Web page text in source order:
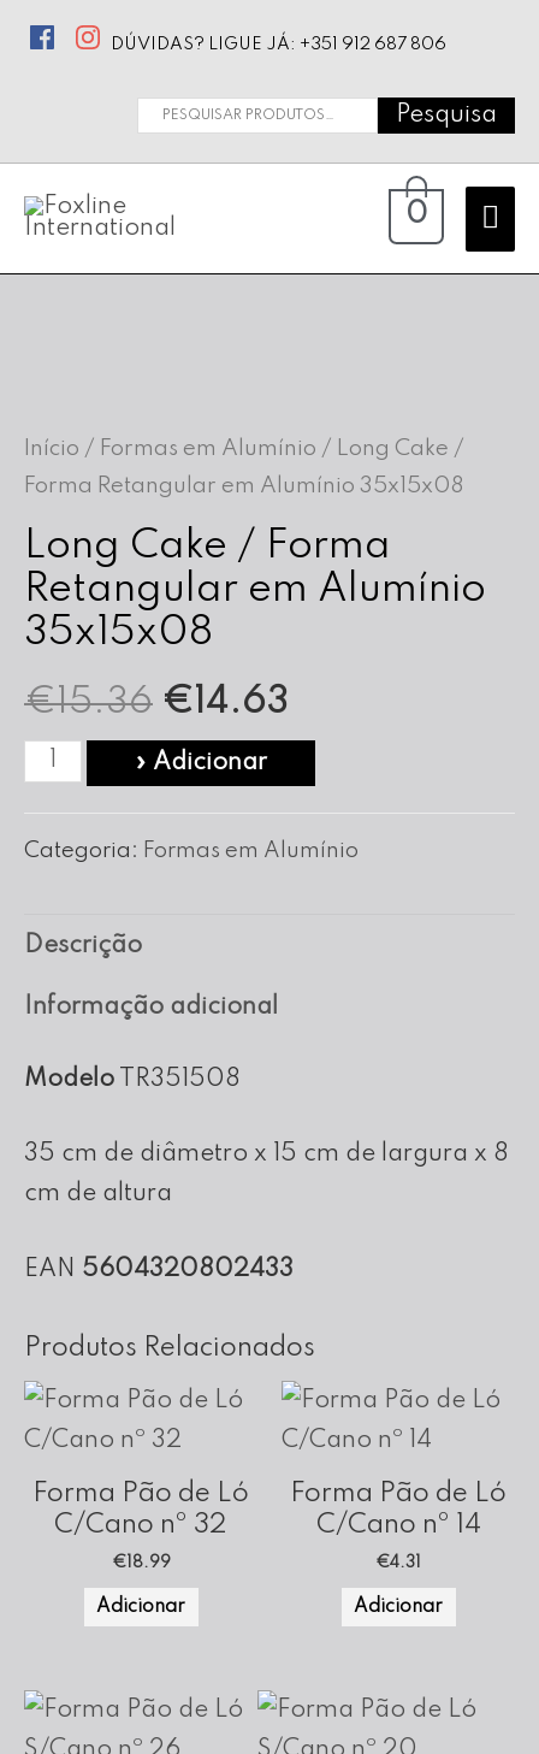
DÚVIDAS? LIGUE JÁ: +351 912 687 806
Pesquisar
Pesquisa
0
Início / Formas em Alumínio / Long Cake /
Forma Retangular em Alumínio 35x15x08
Long Cake / Forma
Retangular em Alumínio
35x15x08
€15.36 O
preço
€14.63
Quantidade
Long
Forma
Retangular
Alumínio
» Adicionar
Categoria: Formas em Alumínio
Descrição
Informação adicional
Modelo TR351508
35 cm de diâmetro x 15 cm de largura x 8
cm de altura
EAN 5604320802433
Produtos Relacionados
Forma Pão de Ló
C/Cano nº 32
€18.99
Adicionar
Forma Pão de Ló
C/Cano nº 14
€4.31
Adicionar